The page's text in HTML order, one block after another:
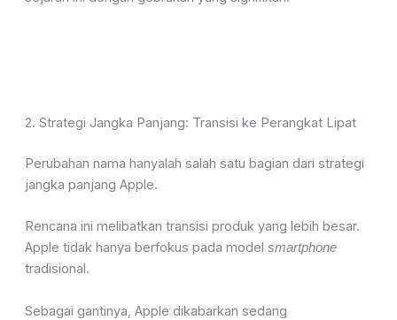
2. Strategi Jangka Panjang: Transisi ke Perangkat Lipat
Perubahan nama hanyalah salah satu bagian dari strategi
jangka panjang Apple.
Rencana ini melibatkan transisi produk yang lebih besar.
Apple tidak hanya berfokus pada model smartphone
tradisional.
Sebagai gantinya, Apple dikabarkan sedang